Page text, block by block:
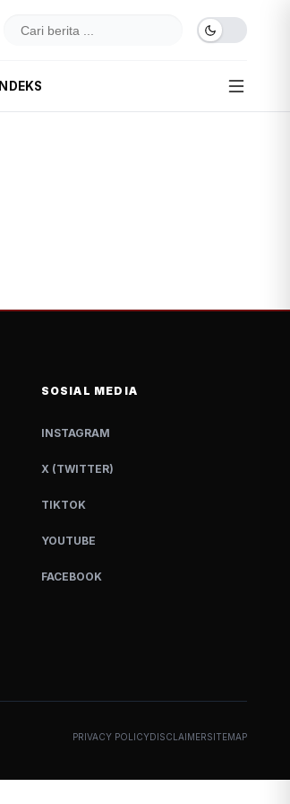
INDEKS
SOSIAL MEDIA
INSTAGRAM
X (TWITTER)
TIKTOK
YOUTUBE
FACEBOOK
PRIVACY POLICYDISCLAIMERSITEMAP